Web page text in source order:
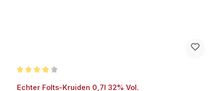
Echter Folts-Kruiden 0,7l 32% Vol.